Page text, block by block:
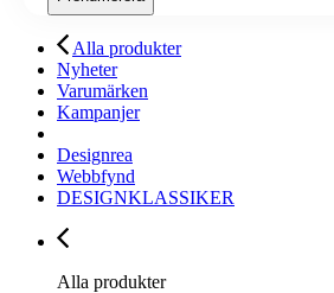
Alla produkter
Nyheter
Varumärken
Kampanjer
Designrea
Webbfynd
DESIGNKLASSIKER
Alla produkter